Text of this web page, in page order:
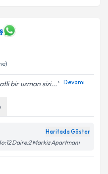
bir uzman sizi... Devamı
Haritada Göster
Daire:2 Markiz Apartmanı